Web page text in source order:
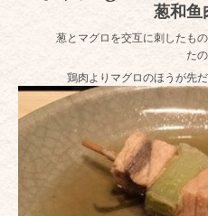
葱和鱼
葱とマグロを交互に刺したも
た
鶏肉よりマグロのほうが先